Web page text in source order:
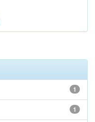
1
1